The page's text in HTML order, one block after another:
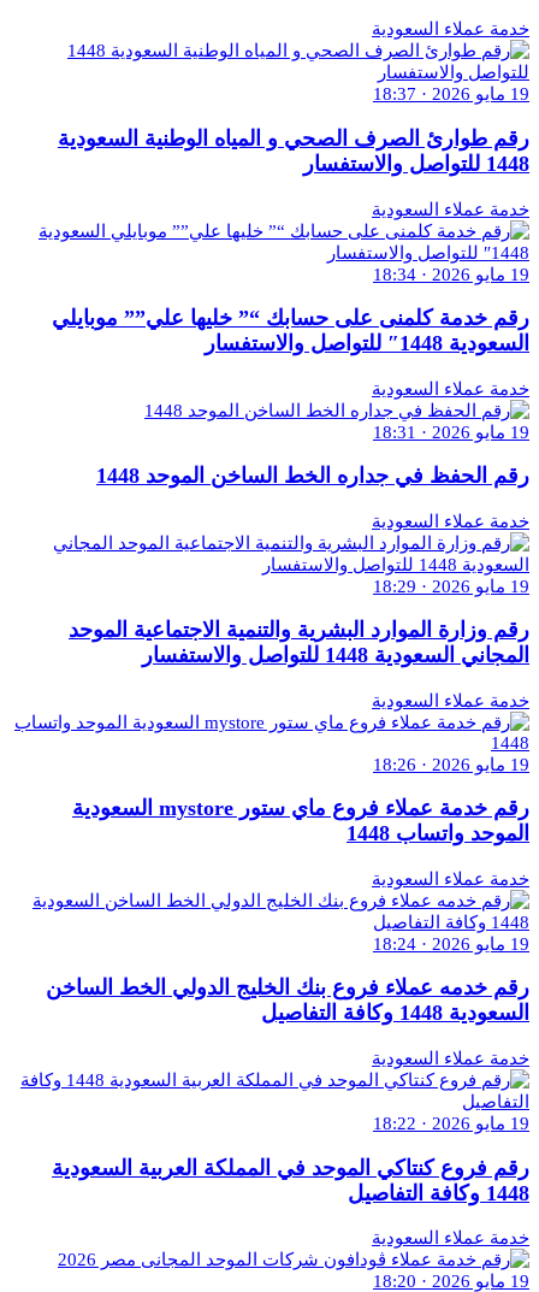
خدمة عملاء السعودية
19 مايو 2026 · 18:37
رقم طوارئ الصرف الصحي و المياه الوطنية السعودية
1448 للتواصل والاستفسار
خدمة عملاء السعودية
19 مايو 2026 · 18:34
رقم خدمة كلمنى على حسابك “” خليها علي”” موبايلي
السعودية 1448″ للتواصل والاستفسار
خدمة عملاء السعودية
19 مايو 2026 · 18:31
رقم الحفظ في جداره الخط الساخن الموحد 1448
خدمة عملاء السعودية
19 مايو 2026 · 18:29
رقم وزارة الموارد البشرية والتنمية الاجتماعية الموحد
المجاني السعودية 1448 للتواصل والاستفسار
خدمة عملاء السعودية
19 مايو 2026 · 18:26
رقم خدمة عملاء فروع ماي ستور mystore السعودية
الموحد واتساب 1448
خدمة عملاء السعودية
19 مايو 2026 · 18:24
رقم خدمه عملاء فروع بنك الخليج الدولي الخط الساخن
السعودية 1448 وكافة التفاصيل
خدمة عملاء السعودية
19 مايو 2026 · 18:22
رقم فروع كنتاكي الموحد في المملكة العربية السعودية
1448 وكافة التفاصيل
خدمة عملاء السعودية
19 مايو 2026 · 18:20